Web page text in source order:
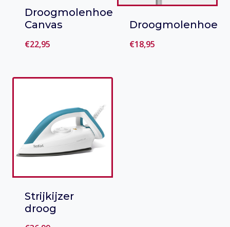
Droogmolenhoes
Canvas
€22,95
aan verlanglijst
Droogmolenhoes
€18,95
Strijkijzer
droog